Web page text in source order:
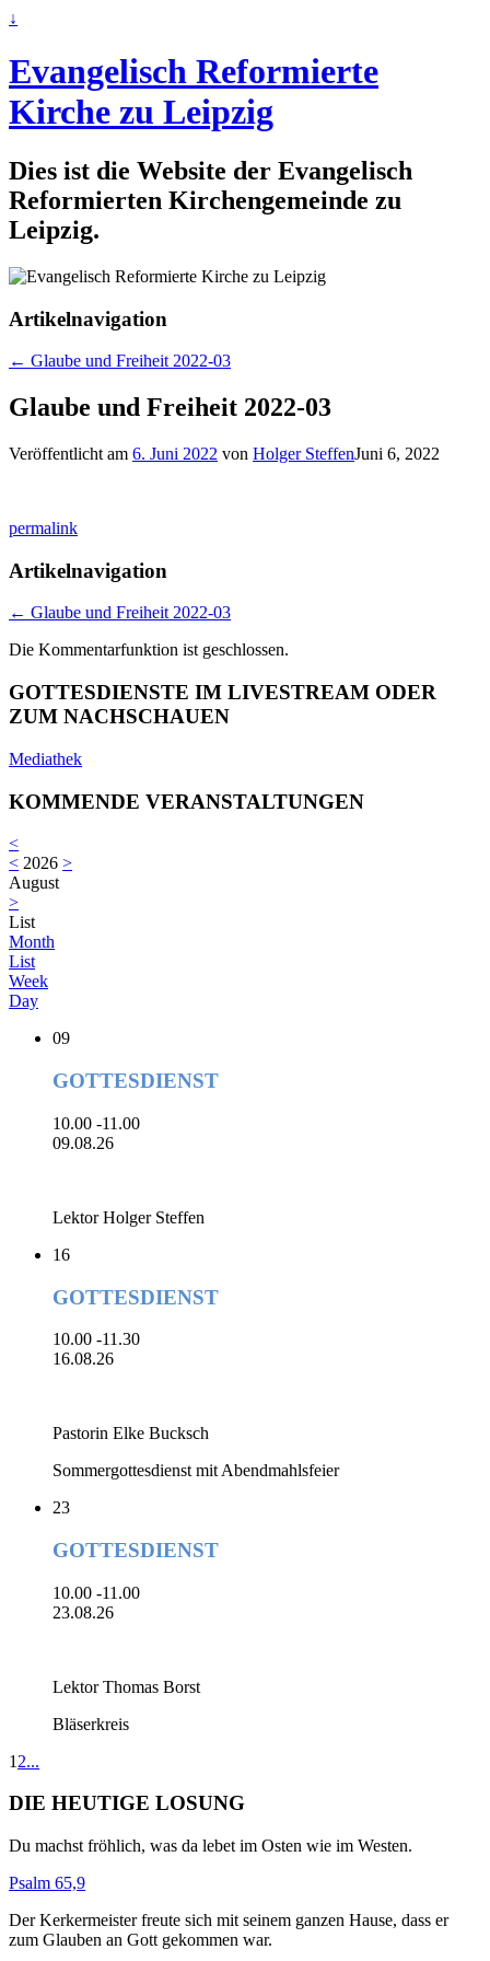
↓
Evangelisch Reformierte
Kirche zu Leipzig
Dies ist die Website der Evangelisch
Reformierten Kirchengemeinde zu
Leipzig.
Artikelnavigation
← Glaube und Freiheit 2022-03
Glaube und Freiheit 2022-03
Veröffentlicht am 6. Juni 2022 von Holger SteffenJuni 6, 2022
permalink
Artikelnavigation
← Glaube und Freiheit 2022-03
Die Kommentarfunktion ist geschlossen.
GOTTESDIENSTE IM LIVESTREAM ODER
ZUM NACHSCHAUEN
Mediathek
KOMMENDE VERANSTALTUNGEN
<
< 2026 >
August
>
List
Month
List
Week
Day
09
GOTTESDIENST
10.00 -11.00
09.08.26
Lektor Holger Steffen
16
GOTTESDIENST
10.00 -11.30
16.08.26
Pastorin Elke Bucksch
Sommergottesdienst mit Abendmahlsfeier
23
GOTTESDIENST
10.00 -11.00
23.08.26
Lektor Thomas Borst
Bläserkreis
1 2...
DIE HEUTIGE LOSUNG
Du machst fröhlich, was da lebet im Osten wie im Westen.
Psalm 65,9
Der Kerkermeister freute sich mit seinem ganzen Hause, dass er
zum Glauben an Gott gekommen war.